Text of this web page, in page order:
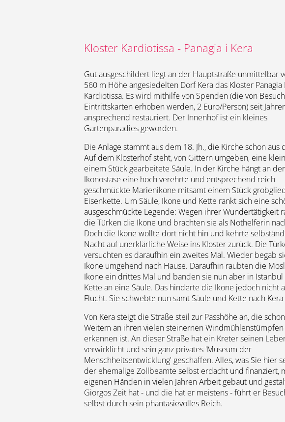
Kloster Kardiotissa - Panagia i Kera
Gut ausgeschildert liegt an der Hauptstraße unmittelbar
560 m Höhe angesiedelten Dorf Kera das Kloster Panagia
Kardiotissa. Es wird mithilfe von Spenden (die von
Eintrittskarten erhoben werden, 2 Euro/Person) seit
ansprechend restauriert. Der Innenhof ist ein kleines
Gartenparadies geworden.
Die Anlage stammt aus dem 18. Jh., die Kirche schon aus
Auf dem Klosterhof steht, von Gittern umgeben, eine
einem Stück gearbeitete Säule. In der Kirche hängt an der
Ikonostase eine hoch verehrte und entsprechend reich
geschmückte Marienikone mitsamt einem Stück
Eisenkette. Um Säule, Ikone und Kette rankt sich eine
ausgeschmückte Legende: Wegen ihrer Wundertätigkeit
die Türken die Ikone und brachten sie als Nothelferin
Doch die Ikone wollte dort nicht hin und kehrte
Nacht auf unerklärliche Weise ins Kloster zurück. Die
versuchten es daraufhin ein zweites Mal. Wieder begab
Ikone umgehend nach Hause. Daraufhin raubten die
Ikone ein drittes Mal und banden sie nun aber in
Kette an eine Säule. Das hinderte die Ikone jedoch nicht
Flucht. Sie schwebte nun samt Säule und Kette nach
Von Kera steigt die Straße steil zur Passhöhe an, die
Weitem an ihren vielen steinernen Windmühlenstümpfen
erkennen ist. An dieser Straße hat ein Kreter seinen
verwirklicht und sein ganz privates 'Museum der
Menschheitsentwicklung' geschaffen. Alles, was Sie hier
der ehemalige Zollbeamte selbst erdacht und finanziert,
eigenen Händen in vielen Jahren Arbeit gebaut und
Giorgos Zeit hat - und die hat er meistens - führt er
selbst durch sein phantasievolles Reich.